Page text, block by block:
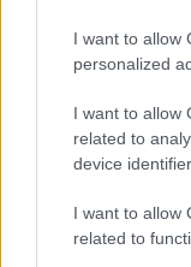
I want to allow
personalized
I want to allow
related to
device
I want to allow
related to
Delta
va